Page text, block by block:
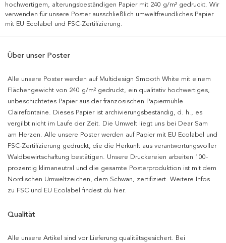
hochwertigem, alterungsbeständigen Papier mit 240 g/m² gedruckt. Wir
verwenden für unsere Poster ausschließlich umweltfreundliches Papier
mit EU Ecolabel und FSC-Zertifizierung.
Über unser Poster
Alle unsere Poster werden auf Multidesign Smooth White mit einem
Flächengewicht von 240 g/m² gedruckt, ein qualitativ hochwertiges,
unbeschichtetes Papier aus der französischen Papiermühle
Clairefontaine. Dieses Papier ist archivierungsbeständig, d. h., es
vergilbt nicht im Laufe der Zeit. Die Umwelt liegt uns bei Dear Sam
am Herzen. Alle unsere Poster werden auf Papier mit EU Ecolabel und
FSC-Zertifizierung gedruckt, die die Herkunft aus verantwortungsvoller
Waldbewirtschaftung bestätigen. Unsere Druckereien arbeiten 100-
prozentig klimaneutral und die gesamte Posterproduktion ist mit dem
Nordischen Umweltzeichen, dem Schwan, zertifiziert. Weitere Infos
zu FSC und EU Ecolabel findest du hier.
Qualität
Alle unsere Artikel sind vor Lieferung qualitätsgesichert. Bei